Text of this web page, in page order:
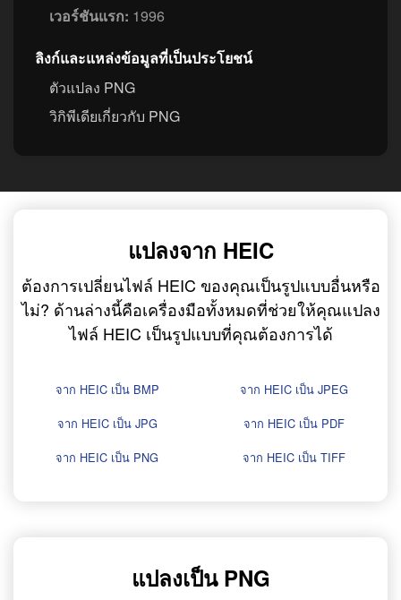
เวอร์ชันแรก: 1996
ลิงก์และแหล่งข้อมูลที่เป็นประโยชน์
ตัวแปลง PNG
วิกิพีเดียเกี่ยวกับ PNG
แปลงจาก HEIC
ต้องการเปลี่ยนไฟล์ HEIC ของคุณเป็นรูปแบบอื่นหรือ
ไม่? ด้านล่างนี้คือเครื่องมือทั้งหมดที่ช่วยให้คุณแปลง
ไฟล์ HEIC เป็นรูปแบบที่คุณต้องการได้
จาก HEIC เป็น BMP
จาก HEIC เป็น JPEG
จาก HEIC เป็น JPG
จาก HEIC เป็น PDF
จาก HEIC เป็น PNG
จาก HEIC เป็น TIFF
แปลงเป็น PNG